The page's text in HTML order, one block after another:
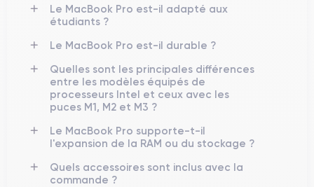
Le MacBook Pro est-il adapté aux
étudiants ?
Le MacBook Pro est-il durable ?
Quelles sont les principales différences
entre les modèles équipés de
processeurs Intel et ceux avec les
puces M1, M2 et M3 ?
Le MacBook Pro supporte-t-il
l'expansion de la RAM ou du stockage ?
Quels accessoires sont inclus avec la
commande ?